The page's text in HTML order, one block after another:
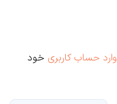
وارد حساب کاربری خود